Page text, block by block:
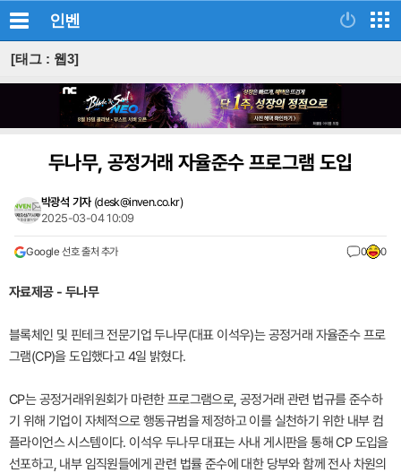
인벤
[태그 : 웹3]
두나무, 공정거래 자율준수 프로그램 도입
박광석 기자 (desk@inven.co.kr)
2025-03-04 10:09
Google 선호 출처 추가 0 0
자료제공 - 두나무
블록체인 및 핀테크 전문기업 두나무(대표 이석우)는 공정거래 자율준수 프로
그램(CP)을 도입했다고 4일 밝혔다.
CP는 공정거래위원회가 마련한 프로그램으로, 공정거래 관련 법규를 준수하
기 위해 기업이 자체적으로 행동규범을 제정하고 이를 실천하기 위한 내부 컴
플라이언스 시스템이다. 이석우 두나무 대표는 사내 게시판을 통해 CP 도입을
선포하고, 내부 임직원들에게 관련 법률 준수에 대한 당부와 함께 전사 차원의